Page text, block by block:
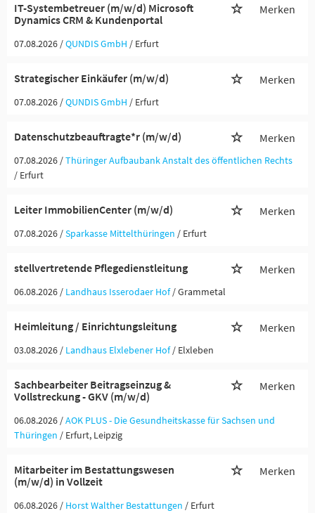
IT-Systembetreuer (m/w/d) Microsoft
Dynamics CRM & Kundenportal
Merken
07.08.2026 /QUNDIS GmbH / Erfurt
Strategischer Einkäufer (m/w/d) Merken
07.08.2026 /QUNDIS GmbH / Erfurt
Datenschutzbeauftragte*r (m/w/d) Merken
07.08.2026 /Thüringer Aufbaubank Anstalt des öffentlichen Rechts
/ Erfurt
Leiter ImmobilienCenter (m/w/d) Merken
07.08.2026 /Sparkasse Mittelthüringen / Erfurt
stellvertretende Pflegedienstleitung Merken
06.08.2026 / Landhaus Isserodaer Hof / Grammetal
Heimleitung / Einrichtungsleitung Merken
03.08.2026 / Landhaus Elxlebener Hof / Elxleben
Sachbearbeiter Beitragseinzug &
Vollstreckung - GKV (m/w/d)
Merken
06.08.2026 /AOK PLUS - Die Gesundheitskasse für Sachsen und
Thüringen / Erfurt, Leipzig
Mitarbeiter im Bestattungswesen
(m/w/d) in Vollzeit
Merken
06.08.2026 / Horst Walther Bestattungen / Erfurt